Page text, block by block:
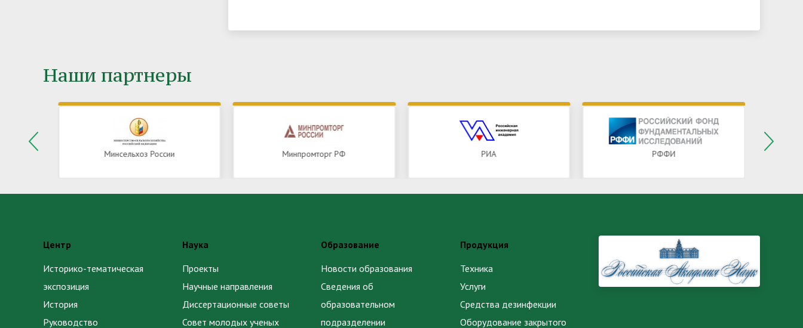
Наши партнеры
Минсельхоз России Минпромторг РФ РИА РФФИ
Центр
Историко-тематическая
экспозиция
История
Руководство
Наука
Проекты
Научные направления
Диссертационные советы
Совет молодых ученых
Образование
Новости образования
Сведения об
образовательном
подразделении
Продукция
Техника
Услуги
Средства дезинфекции
Оборудование закрытого